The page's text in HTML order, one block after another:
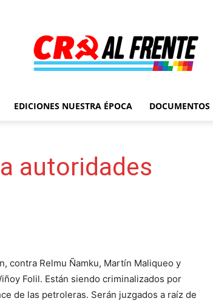
Al
–
EDICIONES NUESTRA ÉPOCA DOCUMENTOS
autoridades
contra Relmu Ñamku, Martín Maliqueo y
Folil. Están siendo criminalizados por
de las petroleras. Serán juzgados a raíz de